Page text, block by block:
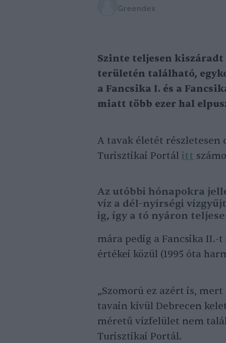
Greendex
Szinte teljesen
területén található,
a Fancsika I. és a
miatt több ezer hal
A tavak életét részletesen
Turisztikai Portál itt
Az utóbbi hónapokra
víz a dél-nyírségi
ig, így a tó nyáron
mára pedig a Fancsika II.-
értékei közül (1995 óta
„Szomorú ez azért is,
tavain kívül Debrecen
méretű vízfelület nem
Turisztikai Portál.